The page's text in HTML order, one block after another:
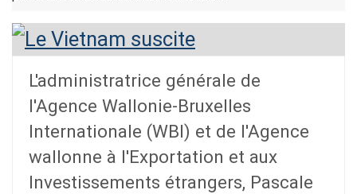
L'administratrice générale de
l'Agence Wallonie-Bruxelles
Internationale (WBI) et de l'Agence
wallonne à l'Exportation et aux
Investissements étrangers, Pascale